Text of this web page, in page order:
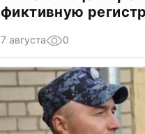
фиктивную
7 августа 0